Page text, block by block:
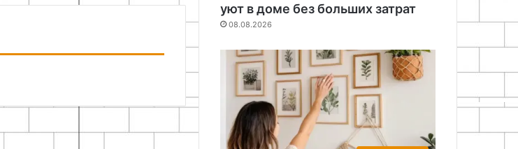
уют в доме без больших затрат
08.08.2026